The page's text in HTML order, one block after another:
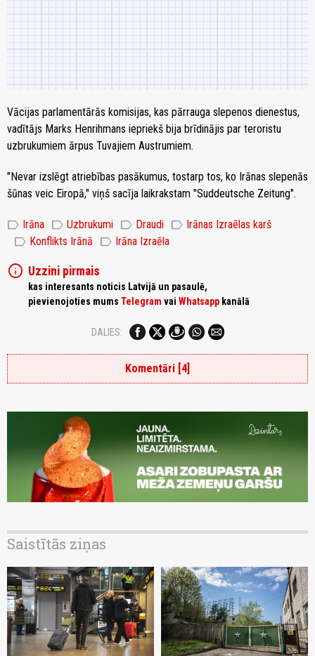
Vācijas parlamentārās komisijas, kas pārrauga slepenos dienestus,
vadītājs Marks Henrihmans iepriekš bija brīdinājis par teroristu
uzbrukumiem ārpus Tuvajiem Austrumiem.
"Nevar izslēgt atriebības pasākumus, tostarp tos, ko Irānas slepenās
šūnas veic Eiropā," viņš sacīja laikrakstam "Suddeutsche Zeitung".
label Irāna label Uzbrukumi label Draudi label Irānas Izraēlas karš
label Konflikts Irānā label Irāna Izraēla
info Uzzini pirmais
kas interesants noticis Latvijā un pasaulē,
pievienojoties mums Telegram vai Whatsapp kanālā
DALIES:
Komentāri [4]
Saistītās ziņas